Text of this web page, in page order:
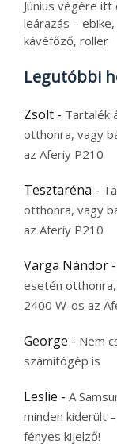
Június végére
leárazás –
kávéfőző, roller
Legutóbbi
Zsolt - Tartalék
otthonra, vagy
az Aferiy P210
Tesztaréna -
otthonra, vagy
az Aferiy P210
Varga Nándor -
esetén
2400 W-os az
George - Nem
számítógép is
Leslie - A
minden kiderült
fényes kijelző!